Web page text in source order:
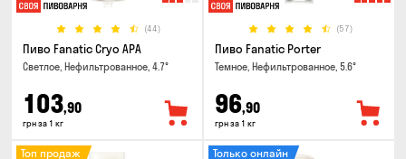
(44)
Пиво Fanatic Cryo APA
Светлое, Нефильтрованное, 4.7°
103,90
грн за 1 кг
(57)
Пиво Fanatic Porter
Темное, Нефильтрованное, 5.6°
96,90
грн за 1 кг
Топ продаж Только онлайн